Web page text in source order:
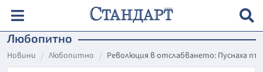
Любопитно
Новини Любопитно Революция в отслабването: Пуснаха